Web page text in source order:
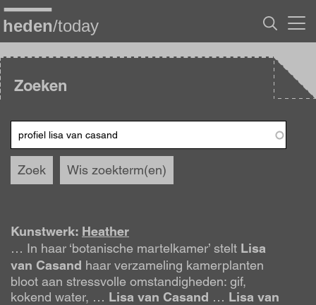
Overslaan
en
naar
inhoud
gaanZoeken
Zoek Wis zoekterm(en)
Kunstwerk: Heather
… In haar ‘botanische martelkamer’ stelt Lisa
van Casand haar verzameling kamerplanten
bloot aan stressvolle omstandigheden: gif,
kokend water, … Lisa van Casand … Lisa van